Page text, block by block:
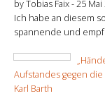
by Tobias Faix -25 Mai
Ich habe an diesem
spannende und
Aufstandes gegen
Karl Barth